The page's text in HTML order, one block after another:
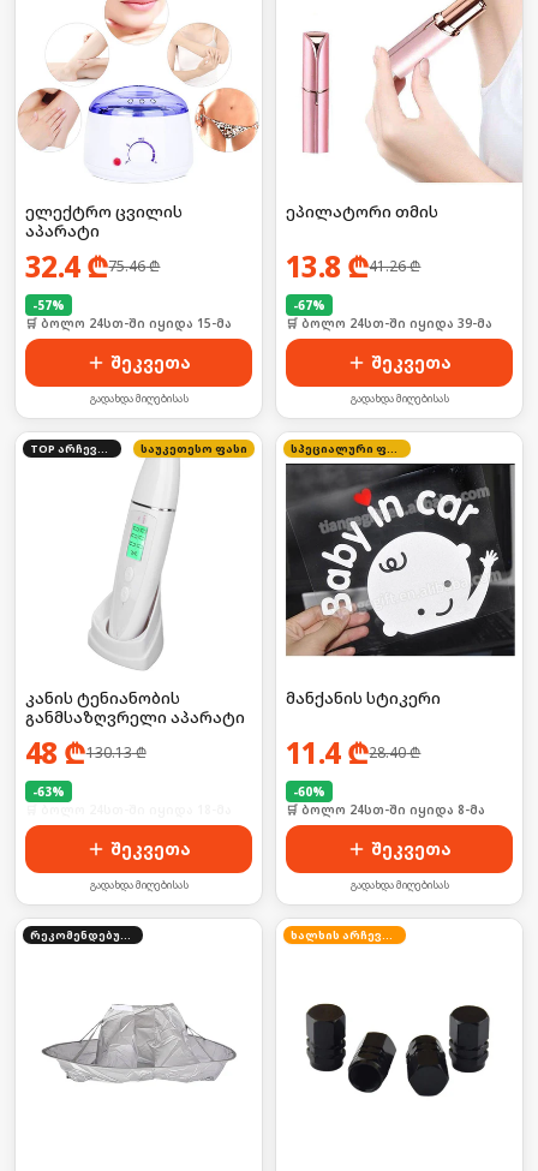
ელექტრო ცვილის
აპარატი
32.4₾75.46₾
-57%
🛒 ბოლო 24სთ-ში იყიდა 15-მა
შეკვეთა
გადახდა მიღებისას
ეპილატორი თმის
13.8 ₾41.26₾
-67%
🛒 ბოლო 24სთ-ში იყიდა 39-მა
შეკვეთა
გადახდა მიღებისას
საუკეთესო ფასი
კანის ტენიანობის
განმსაზღვრელი აპარატი
48 ₾130.13₾
-63%
შეკვეთა
გადახდა მიღებისას
მანქანის სტიკერი
11.4₾28.40₾
-60%
🛒 ბოლო 24სთ-ში იყიდა 8-მა
შეკვეთა
გადახდა მიღებისას